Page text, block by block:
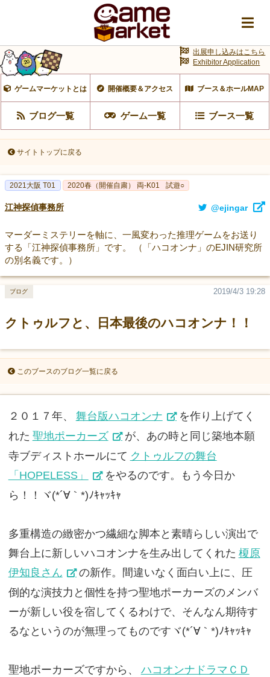
ゲームマーケットとは 開催概要＆アクセス ブース＆ホールMAP
ブログ一覧 ゲーム一覧 ブース一覧
出展申し込みはこちら
Exhibitor Application
サイトトップに戻る
2021大阪 T01 2020春（開催自粛） 両-K01 試遊○
江神探偵事務所 @ejingar
マーダーミステリーを軸に、一風変わった推理ゲームをお送り
する「江神探偵事務所」です。 （「ハコオンナ」のEJIN研究所
の別名義です。）
クトゥルフと、日本最後のハコオンナ！！
2019/4/3 19:28
ブログ
このブースのブログ一覧に戻る
２０１７年、 舞台版ハコオンナ
を作り上げてく
れた 聖地ポーカーズ
が、あの時と同じ築地本願
寺ブディストホールにて クトゥルフの舞台
「HOPELESS」
をやるのです。もう今日か
ら！！ヾ(*´∀｀*)ﾉｷｬｯｷｬ
多重構造の緻密かつ繊細な脚本と素晴らしい演出で
舞台上に新しいハコオンナを生み出してくれた 榎原
伊知良さん
の新作。間違いなく面白い上に、圧
倒的な演技力と個性を持つ聖地ポーカーズのメンバ
ーが新しい役を宿してくるわけで、そんなん期待す
るなというのが無理ってものですヾ(*´∀｀*)ﾉｷｬｯｷｬ
聖地ポーカーズですから、
ハコオンナドラマＣＤ